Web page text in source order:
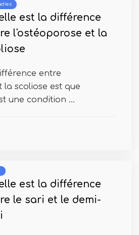
est la différence
l'ostéoporose et la
entre
la scoliose est que
une condition ...
est la différence
le sari et le demi-